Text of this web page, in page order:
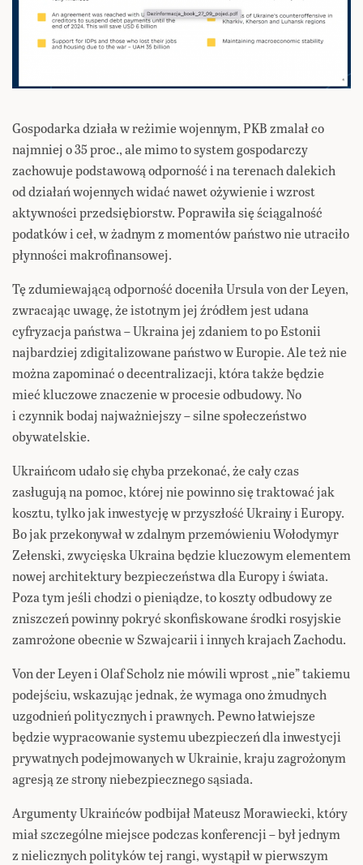
Gospodarka działa w reżimie wojennym, PKB zmalał co
najmniej o 35 proc., ale mimo to system gospodarczy
zachowuje podstawową odporność i na terenach dalekich
od działań wojennych widać nawet ożywienie i wzrost
aktywności przedsiębiorstw. Poprawiła się ściągalność
podatków i ceł, w żadnym z momentów państwo nie utraciło
płynności makrofinansowej.
Tę zdumiewającą odporność doceniła Ursula von der Leyen,
zwracając uwagę, że istotnym jej źródłem jest udana
cyfryzacja państwa – Ukraina jej zdaniem to po Estonii
najbardziej zdigitalizowane państwo w Europie. Ale też nie
można zapominać o decentralizacji, która także będzie
mieć kluczowe znaczenie w procesie odbudowy. No
i czynnik bodaj najważniejszy – silne społeczeństwo
obywatelskie.
Ukraińcom udało się chyba przekonać, że cały czas
zasługują na pomoc, której nie powinno się traktować jak
kosztu, tylko jak inwestycję w przyszłość Ukrainy i Europy.
Bo jak przekonywał w zdalnym przemówieniu Wołodymyr
Zełenski, zwycięska Ukraina będzie kluczowym elementem
nowej architektury bezpieczeństwa dla Europy i świata.
Poza tym jeśli chodzi o pieniądze, to koszty odbudowy ze
zniszczeń powinny pokryć skonfiskowane środki rosyjskie
zamrożone obecnie w Szwajcarii i innych krajach Zachodu.
Von der Leyen i Olaf Scholz nie mówili wprost „nie” takiemu
podejściu, wskazując jednak, że wymaga ono żmudnych
uzgodnień politycznych i prawnych. Pewno łatwiejsze
będzie wypracowanie systemu ubezpieczeń dla inwestycji
prywatnych podejmowanych w Ukrainie, kraju zagrożonym
agresją ze strony niebezpiecznego sąsiada.
Argumenty Ukraińców podbijał Mateusz Morawiecki, który
miał szczególne miejsce podczas konferencji – był jednym
z nielicznych polityków tej rangi, wystąpił w pierwszym